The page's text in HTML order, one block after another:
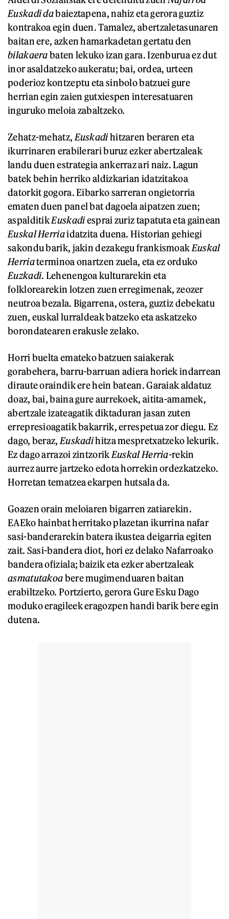
Euskadi dabaieztapena, nahiz eta gerora guztiz
kontrakoa egin duen. Tamalez, abertzaletasunaren
baitan ere, azken hamarkadetan gertatu den
bilakaerabaten lekuko izan gara. Izenburua ez dut
inor asaldatzeko aukeratu; bai, ordea, urteen
poderioz kontzeptu eta sinbolo batzuei gure
herrian egin zaien gutxiespen interesatuaren
inguruko meloia zabaltzeko.
Zehatz-mehatz, Euskadihitzaren beraren eta
ikurrinaren erabilerari buruz ezker abertzaleak
landu duen estrategia ankerraz ari naiz. Lagun
batek behin herriko aldizkarian idatzitakoa
datorkit gogora. Eibarko sarreran ongietorria
ematen duen panel bat dagoela aipatzen zuen;
aspalditikEuskadiesprai zuriz tapatuta eta gainean
Euskal Herriaidatzita duena. Historian gehiegi
sakondu barik, jakin dezakegu frankismoak Euskal
Herriaterminoa onartzen zuela, eta ez orduko
Euzkadi. Lehenengoa kulturarekin eta
folklorearekin lotzen zuen erregimenak, zeozer
neutroa bezala. Bigarrena, ostera, guztiz debekatu
zuen, euskal lurraldeak batzeko eta askatzeko
borondatearen erakusle zelako.
Horri buelta emateko batzuen saiakerak
gorabehera, barru-barruan adiera horiek indarrean
diraute oraindik ere hein batean. Garaiak aldatuz
doaz, bai, baina gure aurrekoek, aitita-amamek,
abertzale izateagatik diktaduran jasan zuten
errepresioagatik bakarrik, errespetua zor diegu. Ez
dago, beraz, Euskadihitza mespretxatzeko lekurik.
Ez dago arrazoi zintzorik Euskal Herria-rekin
aurrez aurre jartzeko edota horrekin ordezkatzeko.
Horretan tematzea ekarpen hutsala da.
Goazen orain meloiaren bigarren zatiarekin.
EAEko hainbat herritako plazetan ikurrina nafar
sasi-banderarekin batera ikustea deigarria egiten
zait. Sasi-bandera diot, hori ez delako Nafarroako
bandera ofiziala; baizik eta ezker abertzaleak
asmatutakoabere mugimenduaren baitan
erabiltzeko. Portzierto, gerora Gure Esku Dago
moduko eragileek eragozpen handi barik bere egin
dutena.